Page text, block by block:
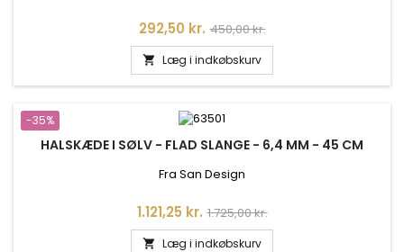
Pris
292,50 kr. Normalpris
450,00 kr.
 Læg i indkøbskurv
-35%
HALSKÆDE I SØLV - FLAD SLANGE - 6,4 MM - 45 CM
Fra San Design
Pris
1.121,25 kr. Normalpris
1.725,00 kr.
 Læg i indkøbskurv